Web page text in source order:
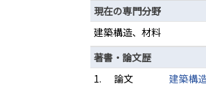
現在の専門分野
建築構造、材料
著書・論文歴
1.
論文
建築構